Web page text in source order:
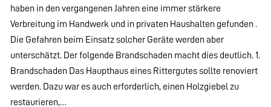
haben in den vergangenen Jahren eine immer stärkere
Verbreitung im Handwerk und in privaten Haushalten gefunden .
Die Gefahren beim Einsatz solcher Geräte werden aber
unterschätzt. Der folgende Brandschaden macht dies deutlich. 1.
Brandschaden Das Haupthaus eines Rittergutes sollte renoviert
werden. Dazu war es auch erforderlich, einen Holzgiebel zu
restaurieren,…